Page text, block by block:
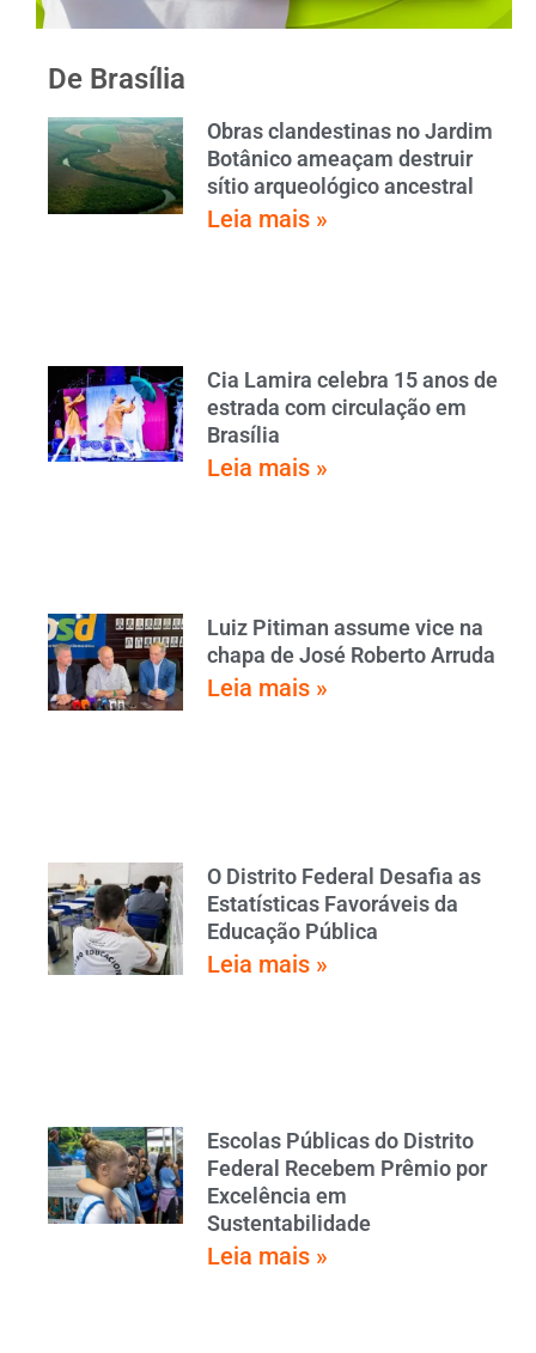
De Brasília
Obras clandestinas no Jardim
Botânico ameaçam destruir
sítio arqueológico ancestral
Leia mais »
Cia Lamira celebra 15 anos de
estrada com circulação em
Brasília
Leia mais »
Luiz Pitiman assume vice na
chapa de José Roberto Arruda
Leia mais »
O Distrito Federal Desafia as
Estatísticas Favoráveis da
Educação Pública
Leia mais »
Escolas Públicas do Distrito
Federal Recebem Prêmio por
Excelência em
Sustentabilidade
Leia mais »